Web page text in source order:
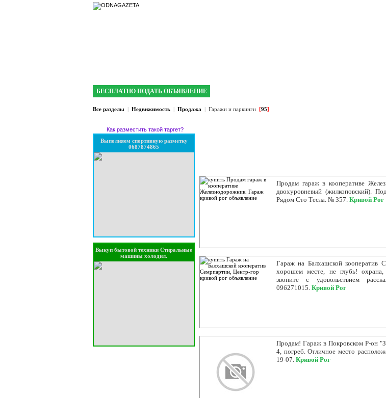
БЕСПЛАТНО ПОДАТЬ ОБЪЯВЛЕНИЕ
Все разделы | Недвижимость | Продажа | Гаражи и паркинги [95]
Как разместить такой таргет?
Выполняем спортивную разметку
0687874865
Выкуп бытовой техники Стиральные
машины холодил.
Продам гараж в кооперативе
двохуровневый (жилкоповский).
Рядом Сто Тесла. № 357. Кривой Рог
Гараж на Балхашской кооператив
хорошем месте, не глубь!
звоните с удовольствием
096271015. Кривой Рог
Продам! Гараж в Покровском Р-он
4, погреб. Отличное место
19-07. Кривой Рог